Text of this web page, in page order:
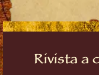
Rivista a